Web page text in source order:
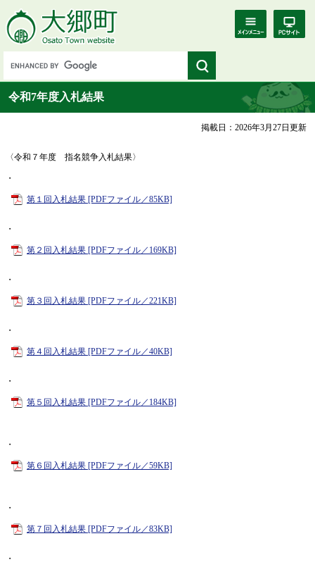
令和7年度入札結果
掲載日：2026年3月27日更新
〈令和７年度 指名競争入札結果〉
・
第１回入札結果 [PDFファイル／85KB]
・
第２回入札結果 [PDFファイル／169KB]
・​
第３回入札結果 [PDFファイル／221KB]
・
第４回入札結果 [PDFファイル／40KB]
・
第５回入札結果 [PDFファイル／184KB]
・
第６回入札結果 [PDFファイル／59KB]
・
第７回入札結果 [PDFファイル／83KB]
・